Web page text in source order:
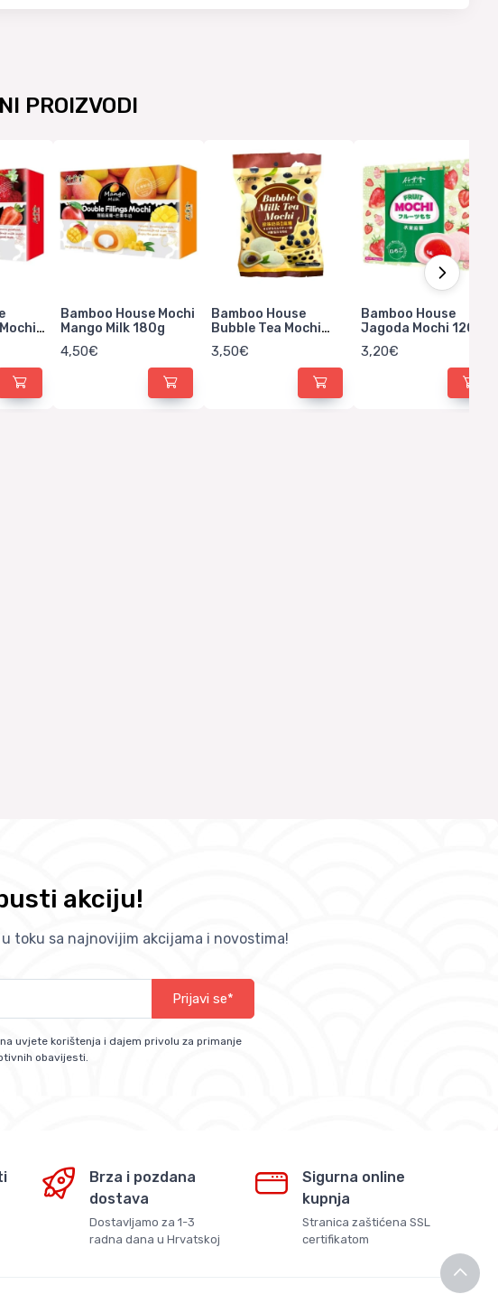
PROIZVODI
Bamboo House Mochi
Mango Milk 180g
4,50€
Bamboo House
Bubble Tea Mochi
120g
3,50€
Bamboo House
Jagoda Mochi 120g
3,20€
akciju!
toku sa najnovijim akcijama i novostima!
Prijavi se*
uvjete korištenja i dajem privolu za primanje
obavijesti.
Brza i pozdana
dostava
Dostavljamo za 1-3
radna dana u Hrvatskoj
Sigurna online
kupnja
Stranica zaštićena SSL
certifikatom